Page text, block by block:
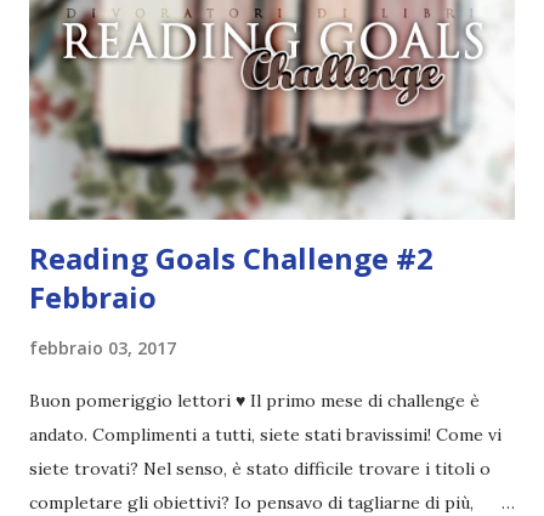
Reading Goals Challenge #2
Febbraio
febbraio 03, 2017
Buon pomeriggio lettori ♥ Il primo mese di challenge è
andato. Complimenti a tutti, siete stati bravissimi! Come vi
siete trovati? Nel senso, è stato difficile trovare i titoli o
completare gli obiettivi? Io pensavo di tagliarne di più,